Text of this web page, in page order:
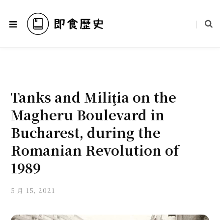
Tanks and Miliţia on the
Magheru Boulevard in
Bucharest, during the
Romanian Revolution of
1989
5 月 15, 2021